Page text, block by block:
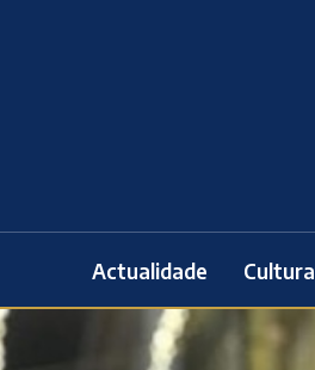
Actualidade Cultura